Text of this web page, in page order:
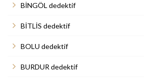
BİNGÖL dedektif
BİTLİS dedektif
BOLU dedektif
BURDUR dedektif